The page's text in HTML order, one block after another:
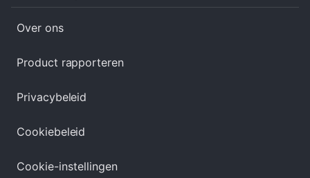
Over ons
Product rapporteren
Privacybeleid
Cookiebeleid
Cookie-instellingen